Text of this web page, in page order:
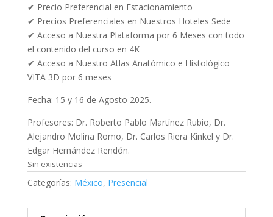
✔ Precio Preferencial en Estacionamiento
✔ Precios Preferenciales en Nuestros Hoteles Sede
✔ Acceso a Nuestra Plataforma por 6 Meses con todo
el contenido del curso en 4K
✔ Acceso a Nuestro Atlas Anatómico e Histológico
VITA 3D por 6 meses
Fecha: 15 y 16 de Agosto 2025.
Profesores: Dr. Roberto Pablo Martínez Rubio, Dr.
Alejandro Molina Romo, Dr. Carlos Riera Kinkel y Dr.
Edgar Hernández Rendón.
Sin existencias
Categorías: México, Presencial